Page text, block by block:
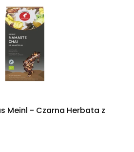
Meinl - Czarna Herbata z